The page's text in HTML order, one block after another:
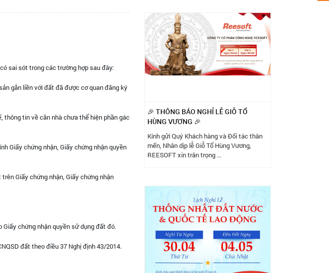
sai sót trong các trường hợp sau đây:
gắn liền với đất đã được cơ quan đăng ký
tin về căn nhà chưa thể hiện phần gác
Giấy chứng nhận, Giấy chứng nhận quyền
Giấy chứng nhận, Giấy chứng nhận
Giấy chứng nhận quyền sử dụng đất đó.
đất theo điều 37 Nghị định 43/2014.
🎉 THÔNG BÁO NGHỈ LỄ GIỖ TỔ
HÙNG VƯƠNG 🎉
Kính gửi Quý Khách hàng và Đối tác thân
mến, Nhân dịp lễ Giỗ Tổ Hùng Vương,
REESOFT xin trân trọng ...